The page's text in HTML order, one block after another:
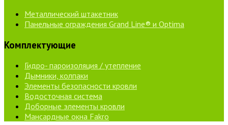
Металлический штакетник
Панельные ограждения Grand Line® и Optima
Комплектующие
Гидро- пароизоляция / утепление
Дымники, колпаки
Элементы безопасности кровли
Водосточная система
Доборные элементы кровли
Мансардные окна Fakro